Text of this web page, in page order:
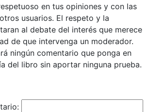
en tus opiniones y con las
usuarios. El respeto y la
al debate del interés que merece
de que intervenga un moderador.
ningún comentario que ponga en
del libro sin aportar ninguna prueba.